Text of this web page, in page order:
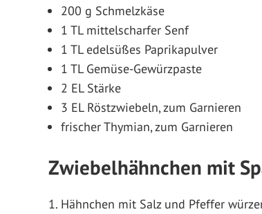
200 g Schmelzkäse
1 TL mittelscharfer Senf
1 TL edelsüßes Paprikapulver
1 TL Gemüse-Gewürzpaste
2 EL Stärke
3 EL Röstzwiebeln, zum Garnieren
frischer Thymian, zum Garnieren
Zwiebelhähnchen mit
Hähnchen mit Salz und Pfeffer